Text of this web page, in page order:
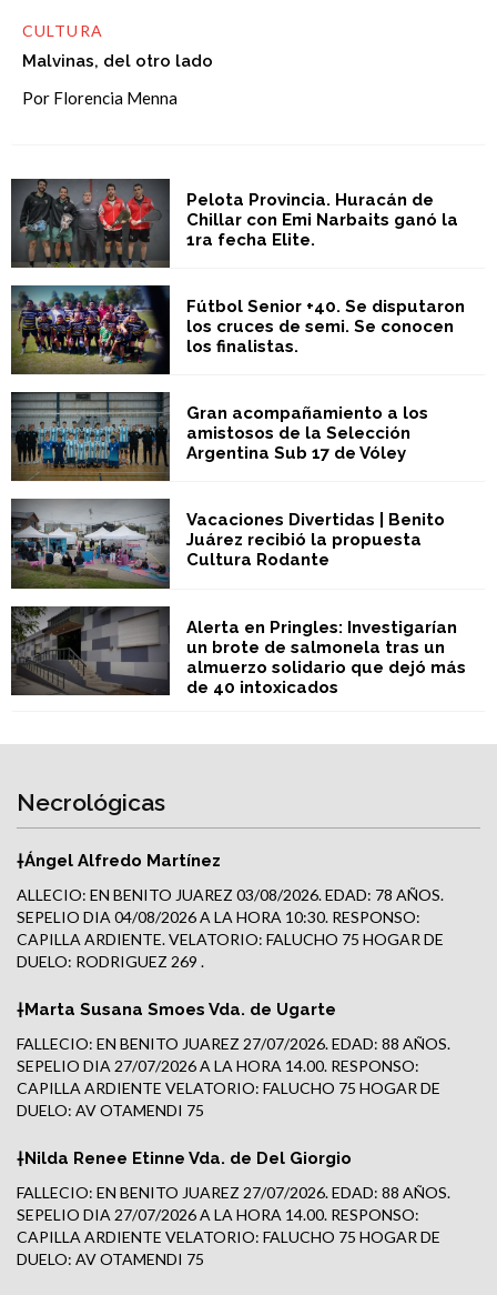
CULTURA
Malvinas, del otro lado
Por Florencia Menna
Pelota Provincia. Huracán de
Chillar con Emi Narbaits ganó la
1ra fecha Elite.
Fútbol Senior +40. Se disputaron
los cruces de semi. Se conocen
los finalistas.
Gran acompañamiento a los
amistosos de la Selección
Argentina Sub 17 de Vóley
Vacaciones Divertidas | Benito
Juárez recibió la propuesta
Cultura Rodante
Alerta en Pringles: Investigarían
un brote de salmonela tras un
almuerzo solidario que dejó más
de 40 intoxicados
Necrológicas
†Ángel Alfredo Martínez
ALLECIO: EN BENITO JUAREZ 03/08/2026. EDAD: 78 AÑOS.
SEPELIO DIA 04/08/2026 A LA HORA 10:30. RESPONSO:
CAPILLA ARDIENTE. VELATORIO: FALUCHO 75 HOGAR DE
DUELO: RODRIGUEZ 269 .
†Marta Susana Smoes Vda. de Ugarte
FALLECIO: EN BENITO JUAREZ 27/07/2026. EDAD: 88 AÑOS.
SEPELIO DIA 27/07/2026 A LA HORA 14.00. RESPONSO:
CAPILLA ARDIENTE VELATORIO: FALUCHO 75 HOGAR DE
DUELO: AV OTAMENDI 75
†Nilda Renee Etinne Vda. de Del Giorgio
FALLECIO: EN BENITO JUAREZ 27/07/2026. EDAD: 88 AÑOS.
SEPELIO DIA 27/07/2026 A LA HORA 14.00. RESPONSO:
CAPILLA ARDIENTE VELATORIO: FALUCHO 75 HOGAR DE
DUELO: AV OTAMENDI 75